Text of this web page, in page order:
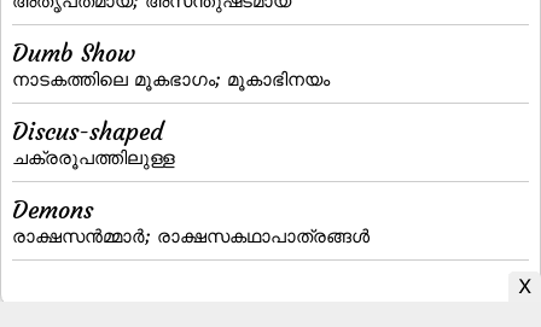
Dumb Show
നാടകത്തിലെ മൂകഭാഗം; മൂകാഭിനയം
Discus-shaped
ചക്രരൂപത്തിലുള്ള
Demons
രാക്ഷസന്‍മ്മാര്‍; രാക്ഷസകഥാപാത്രങ്ങള്‍